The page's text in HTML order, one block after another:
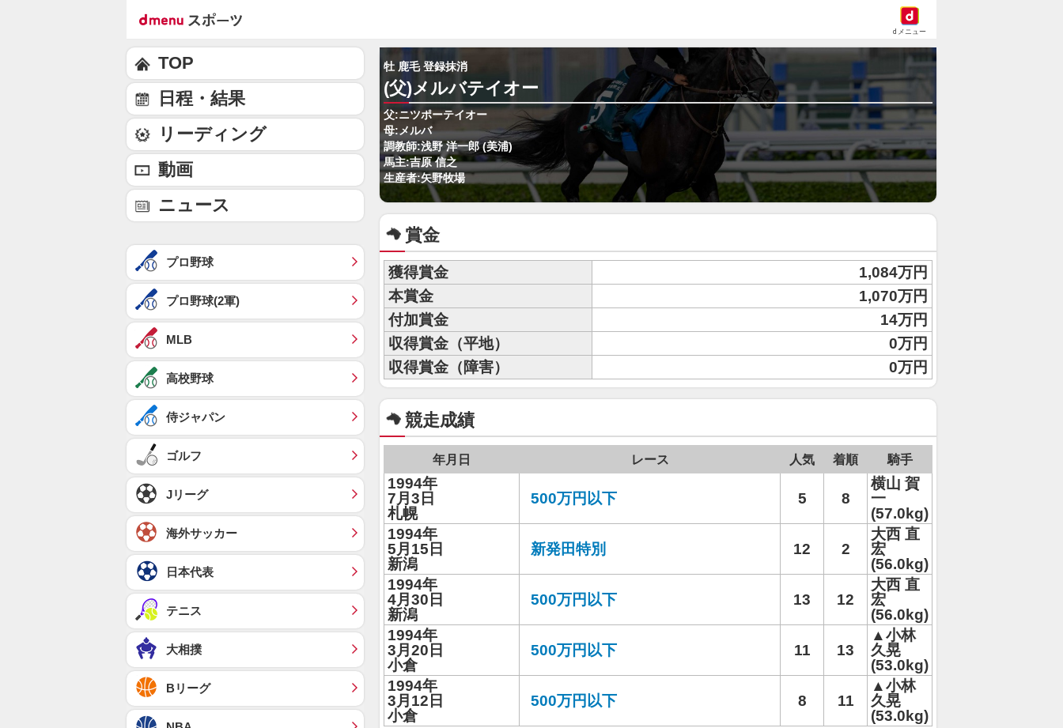
dメニュー
牡 鹿毛 登録抹消
(父)メルバテイオー
父:ニツポーテイオー
母:メルバ
調教師:浅野 洋一郎 (美浦)
馬主:吉原 信之
生産者:矢野牧場
賞金
獲得賞金
1,084万円
本賞金
1,070万円
付加賞金
14万円
収得賞金（平地）
0万円
収得賞金（障害）
0万円
競走成績
年月日 レース 人気 着順 騎手
1994年
7月3日
札幌
500万円以下 5 8
横山 賀
一
(57.0kg)
1994年
5月15日
新潟
新発田特別 12 2
大西 直
宏
(56.0kg)
1994年
4月30日
新潟
500万円以下 13 12
大西 直
宏
(56.0kg)
1994年
3月20日
小倉
500万円以下 11 13
▲小林
久晃
(53.0kg)
1994年
3月12日
小倉
500万円以下 8 11
▲小林
久晃
(53.0kg)
TOP
日程・結果
リーディング
動画
ニュース
プロ野球
プロ野球(2軍)
MLB
高校野球
侍ジャパン
ゴルフ
Jリーグ
海外サッカー
日本代表
テニス
大相撲
Bリーグ